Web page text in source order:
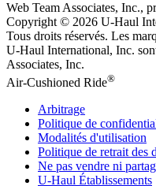
Web Team Associates, Inc.,
Copyright © 2026 U-Haul
Tous droits réservés. Les
U-Haul International, Inc.
Associates, Inc.
Air-Cushioned Ride®
Arbitrage
Politique de
Modalités d'utilisation
Politique de retrait des
Ne pas vendre ni
U-Haul Établissements